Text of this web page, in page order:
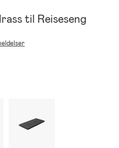
til Reiseseng